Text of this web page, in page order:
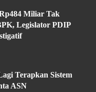
Miliar Tak
Legislator PDIP
Terapkan Sistem
ASN